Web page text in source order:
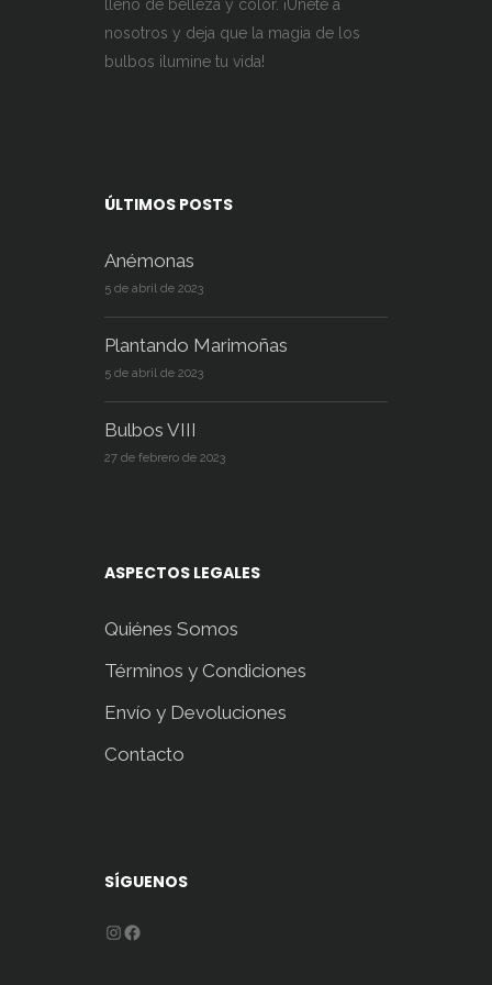
lleno de belleza y color. ¡Únete a
nosotros y deja que la magia de los
bulbos ilumine tu vida!
ÚLTIMOS POSTS
Anémonas
5 de abril de 2023
Plantando Marimoñas
5 de abril de 2023
Bulbos VIII
27 de febrero de 2023
ASPECTOS LEGALES
Quiénes Somos
Términos y Condiciones
Envío y Devoluciones
Contacto
SÍGUENOS
Instagram
Facebook